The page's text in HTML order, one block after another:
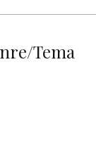
Tema